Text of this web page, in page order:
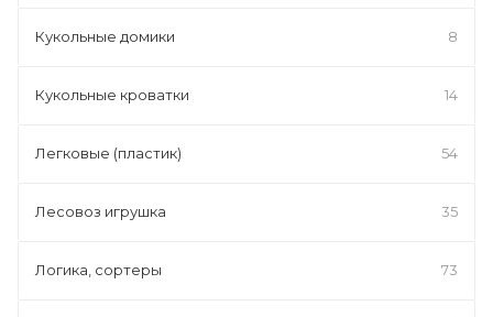
Кукольные домики 8
Кукольные кроватки 14
Легковые (пластик) 54
Лесовоз игрушка 35
Логика, сортеры 73